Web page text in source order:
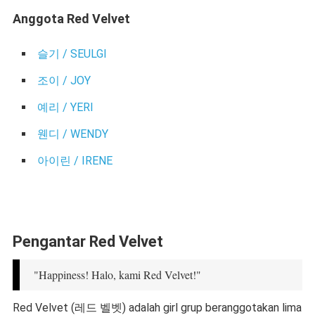
Anggota Red Velvet
슬기 / SEULGI
조이 / JOY
예리 / YERI
웬디 / WENDY
아이린 / IRENE
Pengantar Red Velvet
"Happiness! Halo, kami Red Velvet!"
Red Velvet (레드 벨벳) adalah girl grup beranggotakan lima